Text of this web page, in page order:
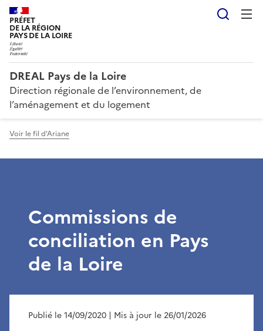
PRÉFET
DE LA RÉGION
PAYS DE LA LOIRE
DREAL Pays de la Loire
Direction régionale de l’environnement, de
l’aménagement et du logement
Voir le fil d'Ariane
Commissions de
conciliation en Pays
de la Loire
Publié le 14/09/2020 | Mis à jour le 26/01/2026